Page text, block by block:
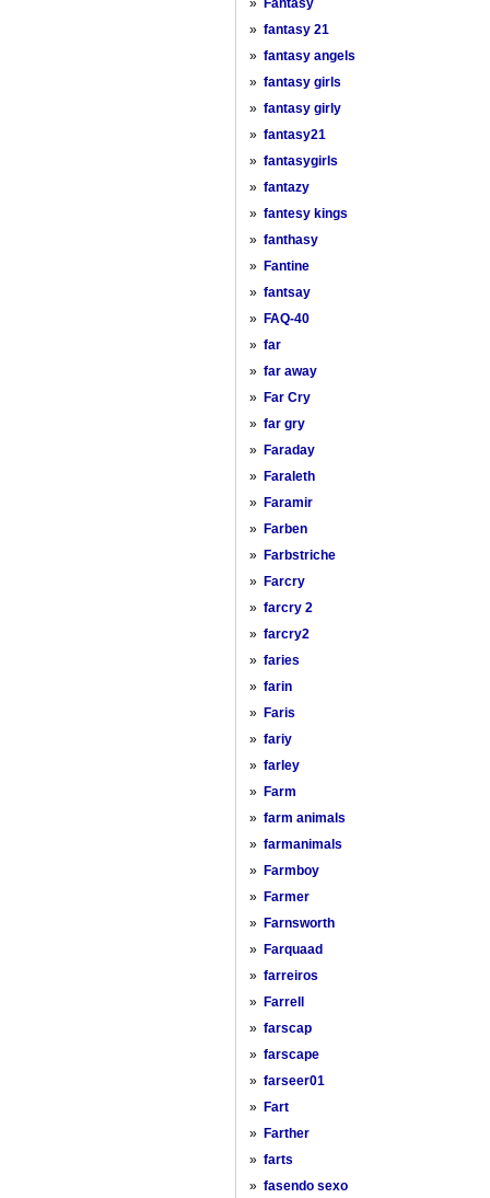
» Fantasy
» fantasy 21
» fantasy angels
» fantasy girls
» fantasy girly
» fantasy21
» fantasygirls
» fantazy
» fantesy kings
» fanthasy
» Fantine
» fantsay
» FAQ-40
» far
» far away
» Far Cry
» far gry
» Faraday
» Faraleth
» Faramir
» Farben
» Farbstriche
» Farcry
» farcry 2
» farcry2
» faries
» farin
» Faris
» fariy
» farley
» Farm
» farm animals
» farmanimals
» Farmboy
» Farmer
» Farnsworth
» Farquaad
» farreiros
» Farrell
» farscap
» farscape
» farseer01
» Fart
» Farther
» farts
» fasendo sexo